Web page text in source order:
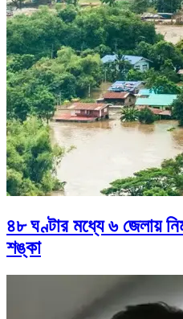
৪৮ ঘণ্টার মধ্যে ৬ জেলায়
শঙ্কা